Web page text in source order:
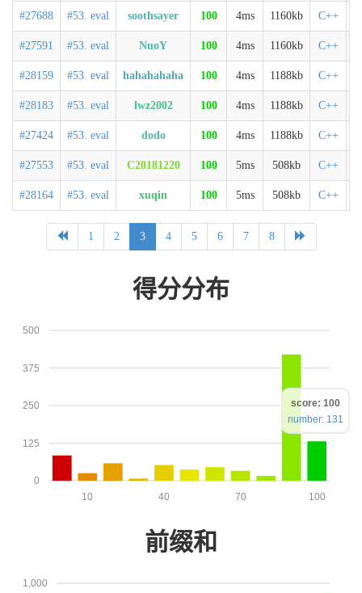
#27688 #53. eval soothsayer 100 4ms 1160kb C++
#27591 #53. eval NuoY 100 4ms 1160kb C++
#28159 #53. eval hahahahaha 100 4ms 1188kb C++
#28183 #53. eval lwz2002 100 4ms 1188kb C++
#27424 #53. eval dodo 100 4ms 1188kb C++
#27553 #53. eval C20181220 100 5ms 508kb C++
#28164 #53. eval xuqin 100 5ms 508kb C++
1 2 3 4 5 6 7 8
得分分布
0
125
250
375
500
100
70
40
10
score: 100
number: 131
前缀和
1,000